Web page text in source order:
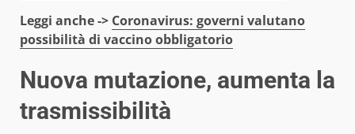
Leggi anche -> Coronavirus: governi valutano
possibilità di vaccino obbligatorio
Nuova mutazione, aumenta la
trasmissibilità